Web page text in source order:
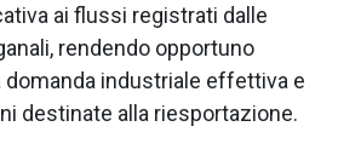
ai flussi registrati dalle
rendendo opportuno
industriale effettiva e
destinate alla riesportazione.